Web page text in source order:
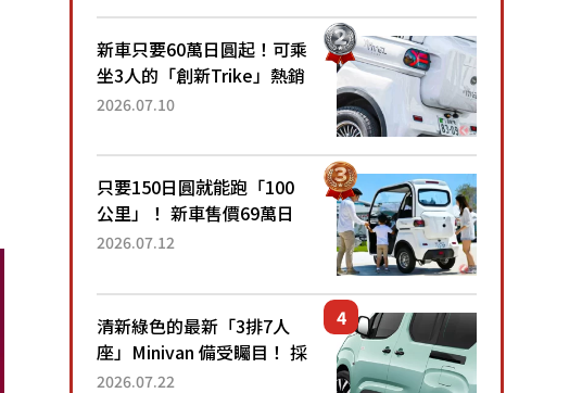
已陸續開始出口的新款
「B...
新車只要60萬日圓起！可乘
坐3人的「創新Trike」熱銷
大賣成為人氣車款！「養車
日圓就能跑100公里」「小
朋友坐得...
2026.07.10
只要150日圓就能跑「100
公里」！ 新車售價69萬日
圓的「3人座」Trike大受歡
為何能迅速熱賣？
2026.07.12
清新綠色的最新「3排7人
座」Minivan 備受矚目！ 採
用全長4.7公尺剛剛好的車
2026.07.22